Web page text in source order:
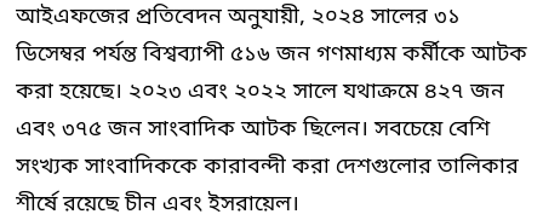
আইএফজের প্রতিবেদন অনুযায়ী, ২০২৪ সালের ৩১
ডিসেম্বর পর্যন্ত বিশ্বব্যাপী ৫১৬ জন গণমাধ্যম কর্মীকে আটক
করা হয়েছে। ২০২৩ এবং ২০২২ সালে যথাক্রমে ৪২৭ জন
এবং ৩৭৫ জন সাংবাদিক আটক ছিলেন। সবচেয়ে বেশি
সংখ্যক সাংবাদিককে কারাবন্দী করা দেশগুলোর তালিকার
শীর্ষে রয়েছে চীন এবং ইসরায়েল।